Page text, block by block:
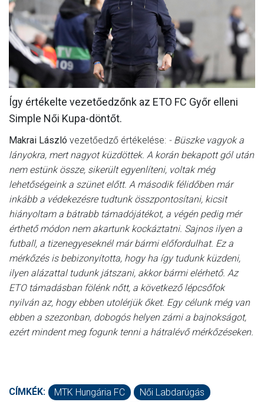
CSAPAT
MÉRKŐZÉSEK
JELENTKEZÉS
KLUB
GALÉRIA
SZURKOLÓI ÉLMÉNYEK
SAJTÓ
Így értékelte vezetőedzőnk az ETO FC Győr elleni
Simple Női Kupa-döntőt.
Makrai László vezetőedző értékelése: - Büszke vagyok a
lányokra, mert nagyot küzdöttek. A korán bekapott gól után
nem estünk össze, sikerült egyenlíteni, voltak még
lehetőségeink a szünet előtt. A második félidőben már
inkább a védekezésre tudtunk összpontosítani, kicsit
hiányoltam a bátrabb támadójátékot, a végén pedig mér
érthető módon nem akartunk kockáztatni. Sajnos ilyen a
futball, a tizenegyeseknél már bármi előfordulhat. Ez a
mérkőzés is bebizonyította, hogy ha így tudunk küzdeni,
ilyen alázattal tudunk játszani, akkor bármi elérhető. Az
ETO támadásban fölénk nőtt, a következő lépcsőfok
nyilván az, hogy ebben utolérjük őket. Egy célunk még van
ebben a szezonban, dobogós helyen zárni a bajnokságot,
ezért mindent meg fogunk tenni a hátralévő mérkőzéseken.
CÍMKÉK: MTK Hungária FC
Női Labdarúgás